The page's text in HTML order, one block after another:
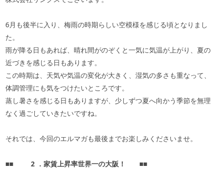
6月も後半に入り、梅雨の時期らしい空模様を感じる頃となりまし
た。
雨が降る日もあれば、晴れ間がのぞくと一気に気温が上がり、夏の
近づきを感じる日もあります。
この時期は、天気や気温の変化が大きく、湿気の多さも重なって、
体調管理にも気をつけたいところです。
蒸し暑さを感じる日もありますが、少しずつ夏へ向かう季節を無理
なく過ごしていきたいですね。
それでは、今回のエルマガも最後までお楽しみくださいませ。
■■ 2 ．家賃上昇率世界一の大阪！ ■■